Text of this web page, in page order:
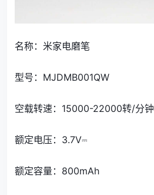
名称：米家电磨笔
型号：MJDMB001QW
空载转速：15000-22000转/分钟
额定电压：3.7V⎓
额定容量：800mAh